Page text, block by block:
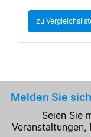
zu
Melden Sie
Seien Sie